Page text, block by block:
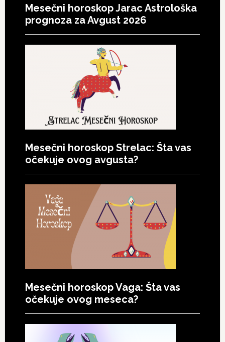
Mesečni horoskop Jarac Astrološka
prognoza za Avgust 2026
Mesečni horoskop Strelac: Šta vas
očekuje ovog avgusta?
Mesečni horoskop Vaga: Šta vas
očekuje ovog meseca?